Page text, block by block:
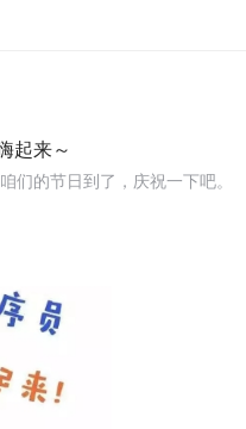
起来～
们的节日到了，庆祝一下吧。